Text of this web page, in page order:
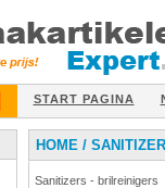
START PAGINA
HOME/
Sanitizers - brilreinigers